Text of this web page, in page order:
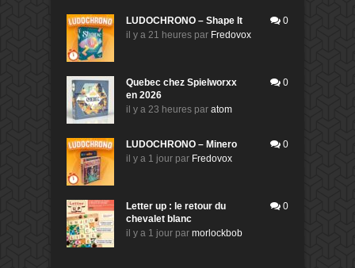
LUDOCHRONO – Shape It
il y a 21 heures par Fredovox
0
Quebec chez Spielworxx
en 2026
il y a 23 heures par atom
0
LUDOCHRONO – Minero
il y a 1 jour par Fredovox
0
Letter up : le retour du
chevalet blanc
il y a 1 jour par morlockbob
0